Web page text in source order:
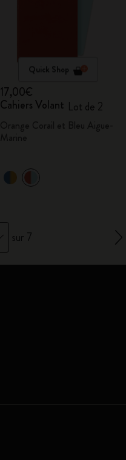
Quick Shop
17,00€
Cahiers Volant Lot de 2
sur 7